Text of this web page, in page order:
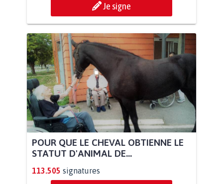
Je signe
POUR QUE LE CHEVAL OBTIENNE LE
STATUT D'ANIMAL DE...
113.505 signatures